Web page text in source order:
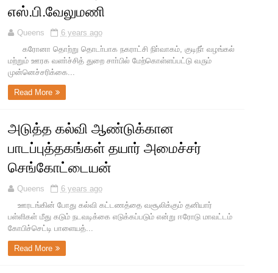
எஸ்.பி.வேலுமணி
Queens
6 years ago
கரோனா தொற்று தொடா்பாக நகராட்சி நிா்வாகம், குடிநீா் வழங்கல்
மற்றும் ஊரக வளா்ச்சித் துறை சாா்பில் மேற்கொள்ளப்பட்டு வரும்
முன்னெச்சரிக்கை...
Read More
அடுத்த கல்வி ஆண்டுக்கான
பாடப்புத்தகங்கள் தயார் அமைச்சர்
செங்கோட்டையன்
Queens
6 years ago
ஊரடங்கின் போது கல்வி கட்டணத்தை வசூலிக்கும் தனியார்
பள்ளிகள் மீது கடும் நடவடிக்கை எடுக்கப்படும் என்று ஈரோடு மாவட்டம்
கோபிச்செட்டி பாளையத்...
Read More